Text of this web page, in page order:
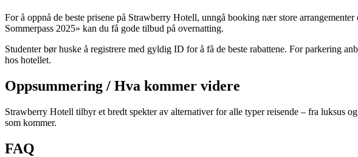
For å oppnå de beste prisene på Strawberry Hotell, unngå booking nær store
Sommerpass 2025» kan du få gode tilbud på overnatting.
Studenter bør huske å registrere med gyldig ID for å få de beste rabattene. For parkering
hos hotellet.
Oppsummering / Hva kommer videre
Strawberry Hotell tilbyr et bredt spekter av alternativer for alle typer reisende – fra luksus
som kommer.
FAQ